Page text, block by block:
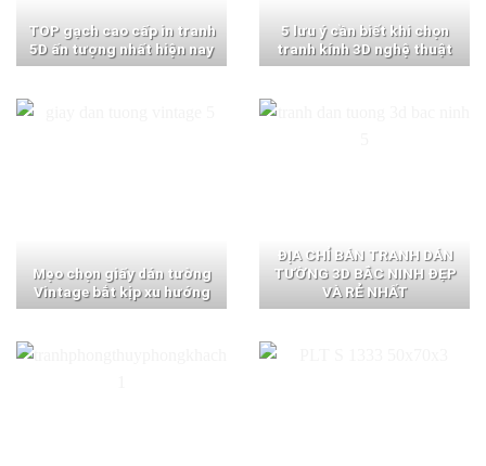
TOP gạch cao cấp in tranh
5D ấn tượng nhất hiện nay
5 lưu ý cần biết khi chọn
tranh kính 3D nghệ thuật
Mẹo chọn giấy dán tường
Vintage bắt kịp xu hướng
ĐỊA CHỈ BÁN TRANH DÁN
TƯỜNG 3D BẮC NINH ĐẸP
VÀ RẺ NHẤT